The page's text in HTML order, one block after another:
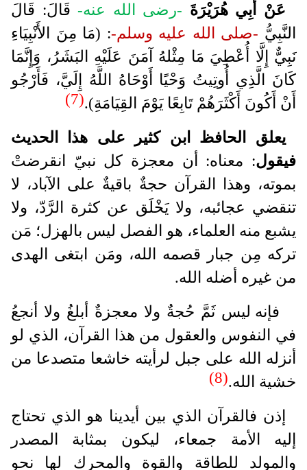
عَنْ أَبِي هُرَيْرَةَ -رضى الله عنه-قَالَ: قَالَ
النَّبِيُّ -صلى الله عليه وسلم-: (مَا مِنَ الأَنْبِيَاءِ
نَبِيٌّ إِلَّا أُعْطِيَ مَا مِثْلهُ آمَنَ عَلَيْهِ البَشَرُ، وَإِنَّمَا
كَانَ الَّذِي أُوتِيتُ وَحْيًا أَوْحَاهُ اللَّهُ إِلَيَّ، فَأَرْجُو
أَنْ أَكُونَ أَكْثَرَهُمْ تَابِعًا يَوْمَ القِيَامَةِ).(7)
يعلق الحافظ ابن كثير على هذا الحديث
فيقول: معناه: أن معجزة كل نبيّ انقرضتْ
بموته، وهذا القرآن حجةٌ باقيةٌ على الآباد، لا
تنقضي عجائبه، ولا يَخْلَق عن كثرة الرَّدّ، ولا
يشبع منه العلماء، هو الفصل ليس بالهزل؛ مَن
تركه مِن جبار قصمه الله، ومَن ابتغى الهدى
من غيره أضله الله.
فإنه ليس ثَمَّ حُجةٌ ولا معجزةٌ أبلغُ ولا أنجعُ
في النفوس والعقول من هذا القرآن، الذي لو
أنزله الله على جبل لرأيته خاشعا متصدعا من
خشية الله.(8)
إذن فالقرآن الذي بين أيدينا هو الذي تحتاج
إليه الأمة جمعاء، ليكون بمثابة المصدر
والمولد للطاقة والقوة والمحرك لها نحو